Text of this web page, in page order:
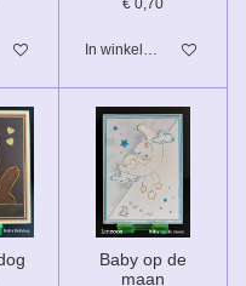
In winkelwagen
Baby op de
maan